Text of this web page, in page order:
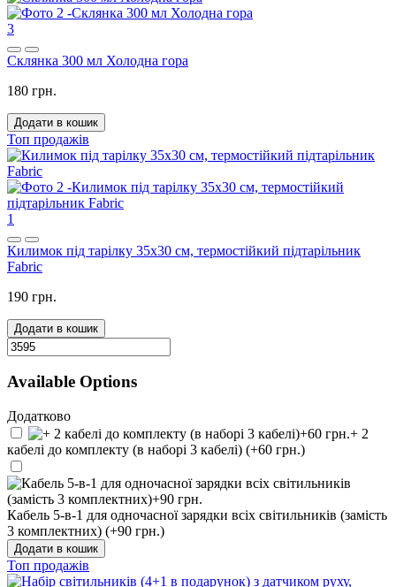
3
Склянка 300 мл Холодна гора
180 грн.
Додати в кошик
Топ продажів
1
Килимок під тарілку 35x30 см, термостійкий підтарільник
Fabric
190 грн.
Додати в кошик
Available Options
Додатково
+ 2
кабелі до комплекту (в наборі 3 кабелі) (+60 грн.)
Кабель 5-в-1 для одночасної зарядки всіх світильників (замість
3 комплектних) (+90 грн.)
Додати в кошик
Топ продажів